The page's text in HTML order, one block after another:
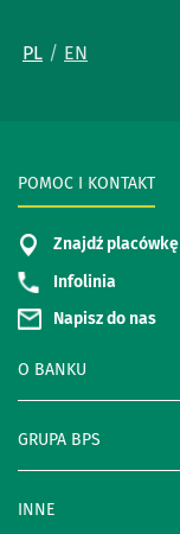
PL EN
POMOC I KONTAKT
Znajdź placówkę
Infolinia
Napisz do nas
O BANKU
GRUPA BPS
INNE